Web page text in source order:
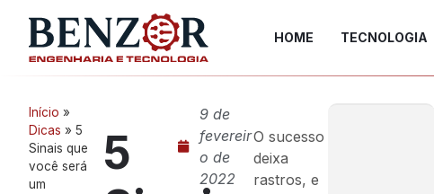
HOME TECNOLOGIA
Início »
Dicas » 5
Sinais que
você será
um
5
9 de
fevereir
o de
2022
O sucesso
deixa
rastros, e